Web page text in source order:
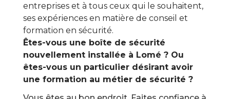
entreprises et à tous ceux qui le souhaitent,
ses expériences en matière de conseil et
formation en sécurité.
Êtes-vous une boîte de sécurité
nouvellement installée à Lomé ? Ou
êtes-vous un particulier désirant avoir
une formation au métier de sécurité ?